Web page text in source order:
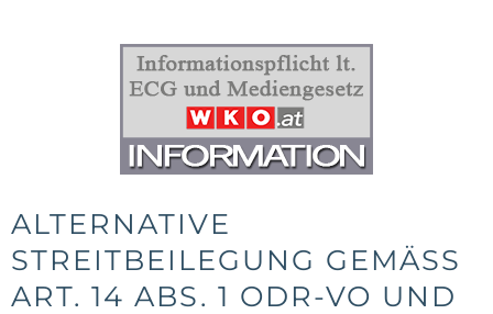
ALTERNATIVE
STREITBEILEGUNG GEMÄSS A
RT. 14 ABS. 1 ODR-VO UND §